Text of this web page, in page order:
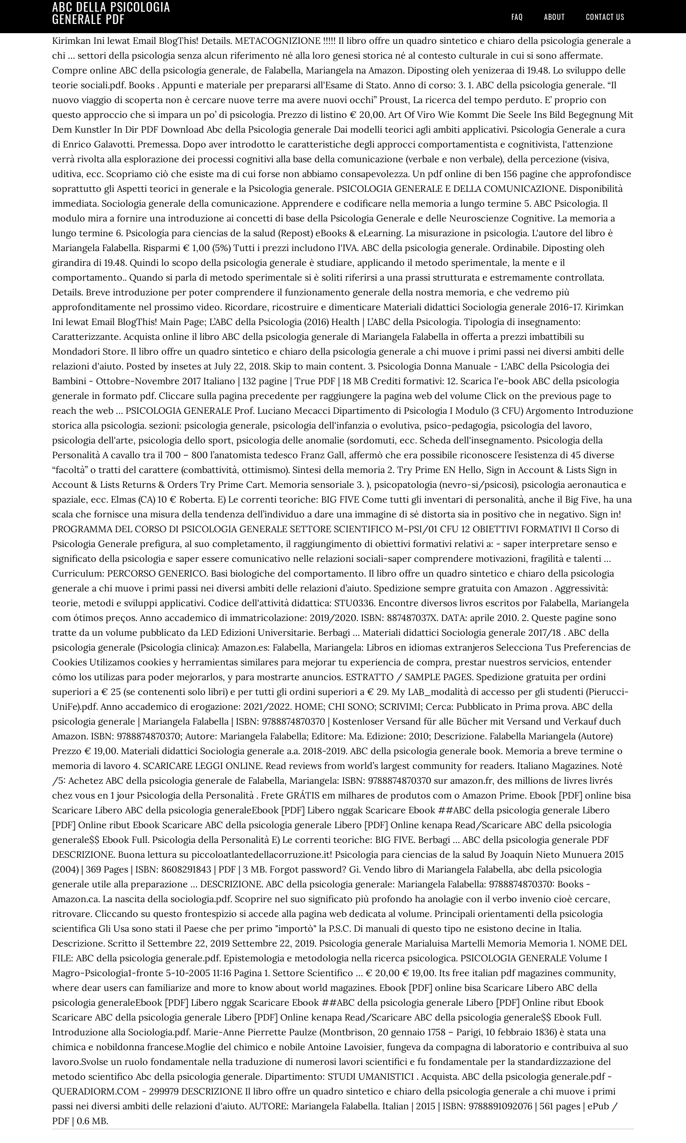
ABC DELLA PSICOLOGIA
GENERALE PDF FAQ ABOUT CONTACT US
Kirimkan Ini lewat Email BlogThis! Details. METACOGNIZIONE !!!!! Il libro offre un quadro sintetico e chiaro della psicologia generale a
chi … settori della psicologia senza alcun riferimento né alla loro genesi storica né al contesto culturale in cui si sono affermate.
Compre online ABC della psicologia generale, de Falabella, Mariangela na Amazon. Diposting oleh yenizeraa di 19.48. Lo sviluppo delle
teorie sociali.pdf. Books . Appunti e materiale per prepararsi all'Esame di Stato. Anno di corso: 3. 1. ABC della psicologia generale. “Il
nuovo viaggio di scoperta non è cercare nuove terre ma avere nuovi occhi” Proust, La ricerca del tempo perduto. E’ proprio con
questo approccio che si impara un po’ di psicologia. Prezzo di listino € 20,00. Art Of Viro Wie Kommt Die Seele Ins Bild Begegnung Mit
Dem Kunstler In Dir PDF Download Abc della Psicologia generale Dai modelli teorici agli ambiti applicativi. Psicologia Generale a cura
di Enrico Galavotti. Premessa. Dopo aver introdotto le caratteristiche degli approcci comportamentista e cognitivista, l'attenzione
verrà rivolta alla esplorazione dei processi cognitivi alla base della comunicazione (verbale e non verbale), della percezione (visiva,
uditiva, ecc. Scopriamo ciò che esiste ma di cui forse non abbiamo consapevolezza. Un pdf online di ben 156 pagine che approfondisce
soprattutto gli Aspetti teorici in generale e la Psicologia generale. PSICOLOGIA GENERALE E DELLA COMUNICAZIONE. Disponibilità
immediata. Sociologia generale della comunicazione. Apprendere e codificare nella memoria a lungo termine 5. ABC Psicologia. Il
modulo mira a fornire una introduzione ai concetti di base della Psicologia Generale e delle Neuroscienze Cognitive. La memoria a
lungo termine 6. Psicología para ciencias de la salud (Repost) eBooks & eLearning. La misurazione in psicologia. L'autore del libro è
Mariangela Falabella. Risparmi € 1,00 (5%) Tutti i prezzi includono l'IVA. ABC della psicologia generale. Ordinabile. Diposting oleh
girandira di 19.48. Quindi lo scopo della psicologia generale è studiare, applicando il metodo sperimentale, la mente e il
comportamento.. Quando si parla di metodo sperimentale si è soliti riferirsi a una prassi strutturata e estremamente controllata.
Details. Breve introduzione per poter comprendere il funzionamento generale della nostra memoria, e che vedremo più
approfonditamente nel prossimo video. Ricordare, ricostruire e dimenticare Materiali didattici Sociologia generale 2016-17. Kirimkan
Ini lewat Email BlogThis! Main Page; L’ABC della Psicologia (2016) Health | L’ABC della Psicologia. Tipologia di insegnamento:
Caratterizzante. Acquista online il libro ABC della psicologia generale di Mariangela Falabella in offerta a prezzi imbattibili su
Mondadori Store. Il libro offre un quadro sintetico e chiaro della psicologia generale a chi muove i primi passi nei diversi ambiti delle
relazioni d'aiuto. Posted by insetes at July 22, 2018. Skip to main content. 3. Psicologia Donna Manuale - L'ABC della Psicologia dei
Bambini - Ottobre-Novembre 2017 Italiano | 132 pagine | True PDF | 18 MB Crediti formativi: 12. Scarica l'e-book ABC della psicologia
generale in formato pdf. Cliccare sulla pagina precedente per raggiungere la pagina web del volume Click on the previous page to
reach the web … PSICOLOGIA GENERALE Prof. Luciano Mecacci Dipartimento di Psicologia I Modulo (3 CFU) Argomento Introduzione
storica alla psicologia. sezioni: psicologia generale, psicologia dell'infanzia o evolutiva, psico-pedagogia, psicologia del lavoro,
psicologia dell'arte, psicologia dello sport, psicologia delle anomalie (sordomuti, ecc. Scheda dell'insegnamento. Psicologia della
Personalità A cavallo tra il 700 – 800 l’anatomista tedesco Franz Gall, affermò che era possibile riconoscere l’esistenza di 45 diverse
“facoltà” o tratti del carattere (combattività, ottimismo). Sintesi della memoria 2. Try Prime EN Hello, Sign in Account & Lists Sign in
Account & Lists Returns & Orders Try Prime Cart. Memoria sensoriale 3. ), psicopatologia (nevro-si/psicosi), psicologia aeronautica e
spaziale, ecc. Elmas (CA) 10 € Roberta. E) Le correnti teoriche: BIG FIVE Come tutti gli inventari di personalità, anche il Big Five, ha una
scala che fornisce una misura della tendenza dell’individuo a dare una immagine di sé distorta sia in positivo che in negativo. Sign in!
PROGRAMMA DEL CORSO DI PSICOLOGIA GENERALE SETTORE SCIENTIFICO M-PSI/01 CFU 12 OBIETTIVI FORMATIVI Il Corso di
Psicologia Generale prefigura, al suo completamento, il raggiungimento di obiettivi formativi relativi a: - saper interpretare senso e
significato della psicologia e saper essere comunicativo nelle relazioni sociali-saper comprendere motivazioni, fragilità e talenti …
Curriculum: PERCORSO GENERICO. Basi biologiche del comportamento. Il libro offre un quadro sintetico e chiaro della psicologia
generale a chi muove i primi passi nei diversi ambiti delle relazioni d’aiuto. Spedizione sempre gratuita con Amazon . Aggressività:
teorie, metodi e sviluppi applicativi. Codice dell'attività didattica: STU0336. Encontre diversos livros escritos por Falabella, Mariangela
com ótimos preços. Anno accademico di immatricolazione: 2019/2020. ISBN: 887487037X. DATA: aprile 2010. 2. Queste pagine sono
tratte da un volume pubblicato da LED Edizioni Universitarie. Berbagi … Materiali didattici Sociologia generale 2017/18 . ABC della
psicologia generale (Psicologia clinica): Amazon.es: Falabella, Mariangela: Libros en idiomas extranjeros Selecciona Tus Preferencias de
Cookies Utilizamos cookies y herramientas similares para mejorar tu experiencia de compra, prestar nuestros servicios, entender
cómo los utilizas para poder mejorarlos, y para mostrarte anuncios. ESTRATTO / SAMPLE PAGES. Spedizione gratuita per ordini
superiori a € 25 (se contenenti solo libri) e per tutti gli ordini superiori a € 29. My LAB_modalità di accesso per gli studenti (Pierucci-
UniFe).pdf. Anno accademico di erogazione: 2021/2022. HOME; CHI SONO; SCRIVIMI; Cerca: Pubblicato in Prima prova. ABC della
psicologia generale | Mariangela Falabella | ISBN: 9788874870370 | Kostenloser Versand für alle Bücher mit Versand und Verkauf duch
Amazon. ISBN: 9788874870370; Autore: Mariangela Falabella; Editore: Ma. Edizione: 2010; Descrizione. Falabella Mariangela (Autore)
Prezzo € 19,00. Materiali didattici Sociologia generale a.a. 2018-2019. ABC della psicologia generale book. Memoria a breve termine o
memoria di lavoro 4. SCARICARE LEGGI ONLINE. Read reviews from world’s largest community for readers. Italiano Magazines. Noté
/5: Achetez ABC della psicologia generale de Falabella, Mariangela: ISBN: 9788874870370 sur amazon.fr, des millions de livres livrés
chez vous en 1 jour Psicologia della Personalità . Frete GRÁTIS em milhares de produtos com o Amazon Prime. Ebook [PDF] online bisa
Scaricare Libero ABC della psicologia generaleEbook [PDF] Libero nggak Scaricare Ebook ##ABC della psicologia generale Libero
[PDF] Online ribut Ebook Scaricare ABC della psicologia generale Libero [PDF] Online kenapa Read/Scaricare ABC della psicologia
generale$$ Ebook Full. Psicologia della Personalità E) Le correnti teoriche: BIG FIVE. Berbagi … ABC della psicologia generale PDF
DESCRIZIONE. Buona lettura su piccoloatlantedellacorruzione.it! Psicología para ciencias de la salud By Joaquín Nieto Munuera 2015
(2004) | 369 Pages | ISBN: 8608291843 | PDF | 3 MB. Forgot password? Gi. Vendo libro di Mariangela Falabella, abc della psicologia
generale utile alla preparazione … DESCRIZIONE. ABC della psicologia generale: Mariangela Falabella: 9788874870370: Books -
Amazon.ca. La nascita della sociologia.pdf. Scoprire nel suo significato più profondo ha anolagie con il verbo invenio cioè cercare,
ritrovare. Cliccando su questo frontespizio si accede alla pagina web dedicata al volume. Principali orientamenti della psicologia
scientifica Gli Usa sono stati il Paese che per primo "importò" la P.S.C. Di manuali di questo tipo ne esistono decine in Italia.
Descrizione. Scritto il Settembre 22, 2019 Settembre 22, 2019. Psicologia generale Marialuisa Martelli Memoria Memoria 1. NOME DEL
FILE: ABC della psicologia generale.pdf. Epistemologia e metodologia nella ricerca psicologica. PSICOLOGIA GENERALE Volume I
Magro-Psicologia1-fronte 5-10-2005 11:16 Pagina 1. Settore Scientifico … € 20,00 € 19,00. Its free italian pdf magazines community,
where dear users can familiarize and more to know about world magazines. Ebook [PDF] online bisa Scaricare Libero ABC della
psicologia generaleEbook [PDF] Libero nggak Scaricare Ebook ##ABC della psicologia generale Libero [PDF] Online ribut Ebook
Scaricare ABC della psicologia generale Libero [PDF] Online kenapa Read/Scaricare ABC della psicologia generale$$ Ebook Full.
Introduzione alla Sociologia.pdf. Marie-Anne Pierrette Paulze (Montbrison, 20 gennaio 1758 – Parigi, 10 febbraio 1836) è stata una
chimica e nobildonna francese.Moglie del chimico e nobile Antoine Lavoisier, fungeva da compagna di laboratorio e contribuiva al suo
lavoro.Svolse un ruolo fondamentale nella traduzione di numerosi lavori scientifici e fu fondamentale per la standardizzazione del
metodo scientifico Abc della psicologia generale. Dipartimento: STUDI UMANISTICI . Acquista. ABC della psicologia generale.pdf -
QUERADIORM.COM - 299979 DESCRIZIONE Il libro offre un quadro sintetico e chiaro della psicologia generale a chi muove i primi
passi nei diversi ambiti delle relazioni d'aiuto. AUTORE: Mariangela Falabella. Italian | 2015 | ISBN: 9788891092076 | 561 pages | ePub /
PDF | 0.6 MB.